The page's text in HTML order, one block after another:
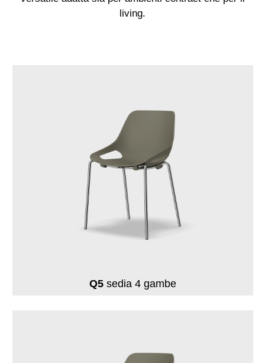
living.
Q5sedia 4 gambe